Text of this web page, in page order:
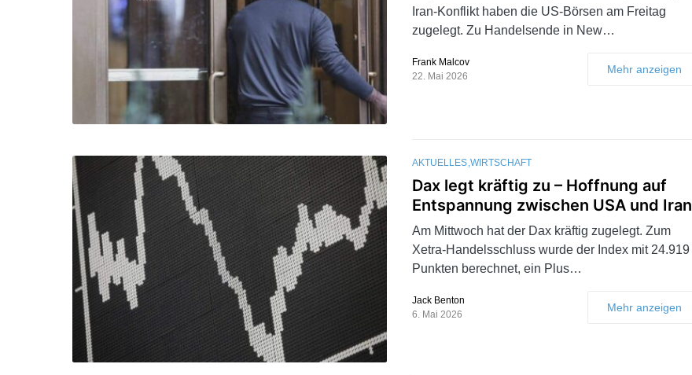
Iran-Konflikt haben die US-Börsen am Freitag
zugelegt. Zu Handelsende in New…
Frank Malcov
22. Mai 2026
Mehr anzeigen
AKTUELLES WIRTSCHAFT
Dax legt kräftig zu – Hoffnung auf
Entspannung zwischen USA und Iran
Am Mittwoch hat der Dax kräftig zugelegt. Zum
Xetra-Handelsschluss wurde der Index mit 24.919
Punkten berechnet, ein Plus…
Jack Benton
6. Mai 2026
Mehr anzeigen